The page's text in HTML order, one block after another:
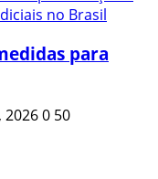
para
20260 50